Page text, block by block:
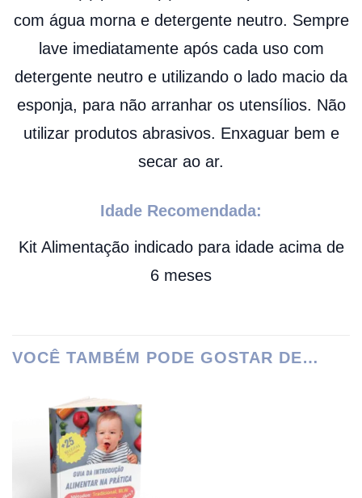
com água morna e detergente neutro. Sempre
lave imediatamente após cada uso com
detergente neutro e utilizando o lado macio da
esponja, para não arranhar os utensílios. Não
utilizar produtos abrasivos. Enxaguar bem e
secar ao ar.
Idade Recomendada:
Kit Alimentação indicado para idade acima de
6 meses
VOCÊ TAMBÉM PODE GOSTAR DE…